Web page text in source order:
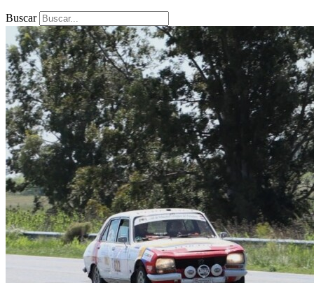
Buscar